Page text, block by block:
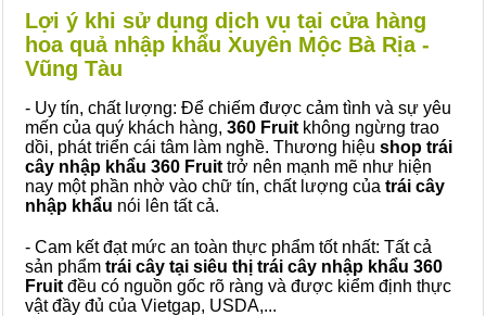
Lợi ý khi sử dụng dịch vụ tại cửa hàng
hoa quả nhập khẩu Xuyên Mộc Bà Rịa -
Vũng Tàu
- Uy tín, chất lượng: Để chiếm được cảm tình và sự yêu
mến của quý khách hàng, 360 Fruit không ngừng trao
dồi, phát triển cái tâm làm nghề. Thương hiệu shop trái
cây nhập khẩu 360 Fruit trở nên mạnh mẽ như hiện
nay một phần nhờ vào chữ tín, chất lượng của trái cây
nhập khẩu nói lên tất cả.
- Cam kết đạt mức an toàn thực phẩm tốt nhất: Tất cả
sản phẩm trái cây tại siêu thị trái cây nhập khẩu 360
Fruit đều có nguồn gốc rõ ràng và được kiểm định thực
vật đầy đủ của Vietgap, USDA,...